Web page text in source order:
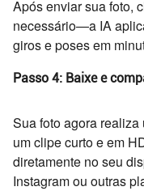
Após enviar sua foto,
necessário—a IA
giros e poses em
Passo 4: Baixe e
Sua foto agora
um clipe curto e em
diretamente no seu
Instagram ou outras